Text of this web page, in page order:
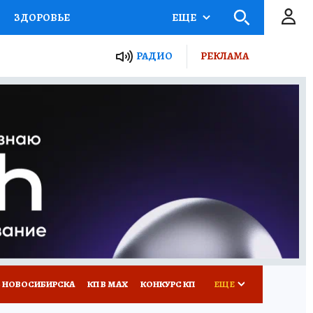
ЗДОРОВЬЕ
Я ЗНАЮ СЕМЬЯ
ЕЩЕ
РАДИО РЕКЛАМА
КП В МАХ КОНКУРС КП ЕЩЕ